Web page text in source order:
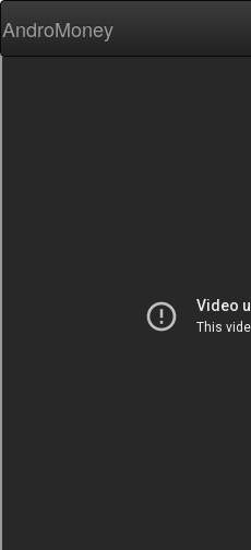
AndroMoney